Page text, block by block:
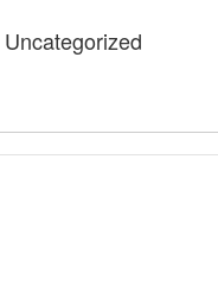
Uncategorized